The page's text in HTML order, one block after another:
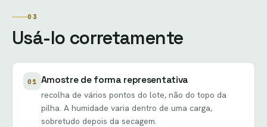
03
Usá-lo corretamente
01 Amostre de forma representativa
recolha de vários pontos do lote, não do topo da
pilha. A humidade varia dentro de uma carga,
sobretudo depois da secagem.